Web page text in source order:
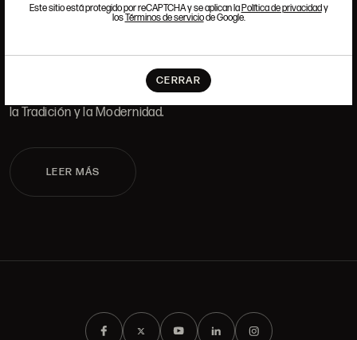
Este sitio está protegido por reCAPTCHA y se aplican laPolítica de privacidady
losTérminos de serviciode Google.
CERRAR
Si quieres formar parte del equipo de Ansorena, buscamos
talento que tenga pasión y admiración por el Arte, la Cultura,
la Tradición y la Modernidad.
LEER MÁS